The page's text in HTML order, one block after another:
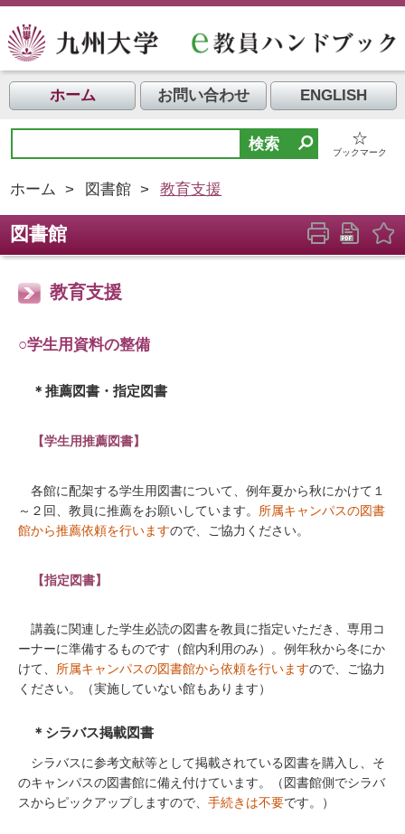
ホーム お問い合わせ ENGLISH
☆
ブックマーク
ホーム > 図書館 > 教育支援
図書館
教育支援
○学生用資料の整備
＊推薦図書・指定図書
【学生用推薦図書】
各館に配架する学生用図書について、例年夏から秋にかけて１
～２回、教員に推薦をお願いしています。 所属キャンパスの図書
館から推薦依頼を行いますので、ご協力ください。
【指定図書】
講義に関連した学生必読の図書を教員に指定いただき、専用コ
ーナーに準備するものです（館内利用のみ）。例年秋から冬にか
けて、 所属キャンパスの図書館から依頼を行いますので、ご協力
ください。（実施していない館もあります）
＊シラバス掲載図書
シラバスに参考文献等として掲載されている図書を購入し、そ
のキャンパスの図書館に備え付けています。（図書館側でシラバ
スからピックアップしますので、 手続きは不要です。）